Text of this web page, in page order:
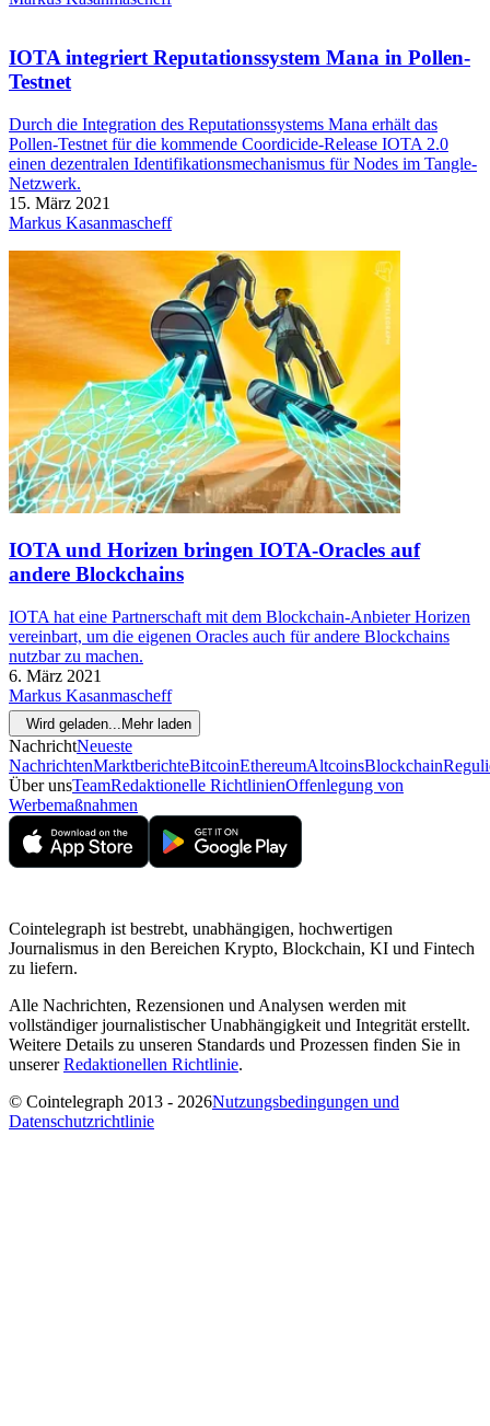
IOTA integriert Reputationssystem Mana in Pollen-
Testnet
Durch die Integration des Reputationssystems Mana erhält das
Pollen-Testnet für die kommende Coordicide-Release IOTA 2.0
einen dezentralen Identifikationsmechanismus für Nodes im Tangle-
Netzwerk.
15. März 2021
Markus Kasanmascheff
IOTA und Horizen bringen IOTA-Oracles auf
andere Blockchains
IOTA hat eine Partnerschaft mit dem Blockchain-Anbieter Horizen
vereinbart, um die eigenen Oracles auch für andere Blockchains
nutzbar zu machen.
6. März 2021
Markus Kasanmascheff
Wird geladen... Mehr laden
NachrichtNeueste
NachrichtenMarktberichteBitcoinEthereumAltcoinsBlockchain
Über unsTeamRedaktionelle RichtlinienOffenlegung von
Werbemaßnahmen
Cointelegraph ist bestrebt, unabhängigen, hochwertigen
Journalismus in den Bereichen Krypto, Blockchain, KI und Fintech
zu liefern.
Alle Nachrichten, Rezensionen und Analysen werden mit
vollständiger journalistischer Unabhängigkeit und Integrität erstellt.
Weitere Details zu unseren Standards und Prozessen finden Sie in
unsererRedaktionellen Richtlinie.
© Cointelegraph 2013 - 2026Nutzungsbedingungen und
Datenschutzrichtlinie